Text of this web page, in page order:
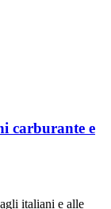
carburante e
italiani e alle